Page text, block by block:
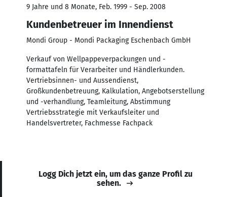
9 Jahre und 8 Monate, Feb. 1999 - Sep. 2008
Kundenbetreuer im Innendienst
Mondi Group - Mondi Packaging Eschenbach GmbH
Verkauf von Wellpappeverpackungen und -
formattafeln für Verarbeiter und Händlerkunden.
Vertriebsinnen- und Aussendienst,
Großkundenbetreuung, Kalkulation, Angebotserstellung
und -verhandlung, Teamleitung, Abstimmung
Vertriebsstrategie mit Verkaufsleiter und
Handelsvertreter, Fachmesse Fachpack
Logg Dich jetzt ein, um das ganze Profil zu
sehen.